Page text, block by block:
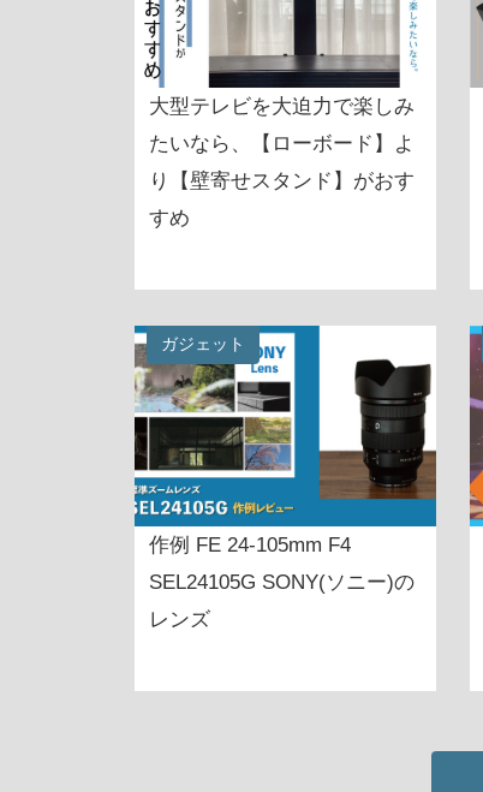
大型テレビを大迫力で楽しみ
たいなら、【ローボード】よ
り【壁寄せスタンド】がおす
すめ
ガジェット
作例 FE 24-105mm F4
SEL24105G SONY(ソニー)の
レンズ